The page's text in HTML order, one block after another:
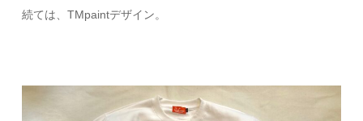
続ては、TMpaintデザイン。